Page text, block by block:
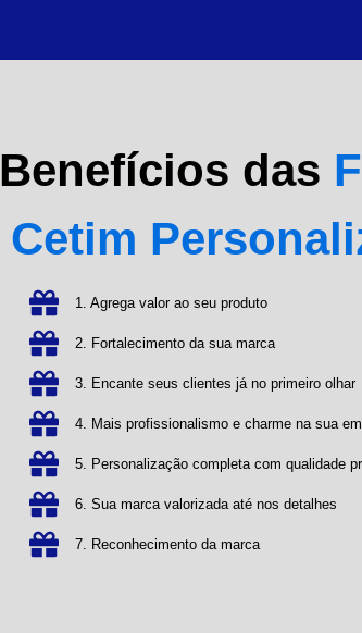
Benefícios das
Cetim
1. Agrega valor ao seu produto
2. Fortalecimento da sua marca
3. Encante seus clientes já no primeiro olhar
4. Mais profissionalismo e charme na sua
5. Personalização completa com qualidade
6. Sua marca valorizada até nos detalhes
7. Reconhecimento da marca